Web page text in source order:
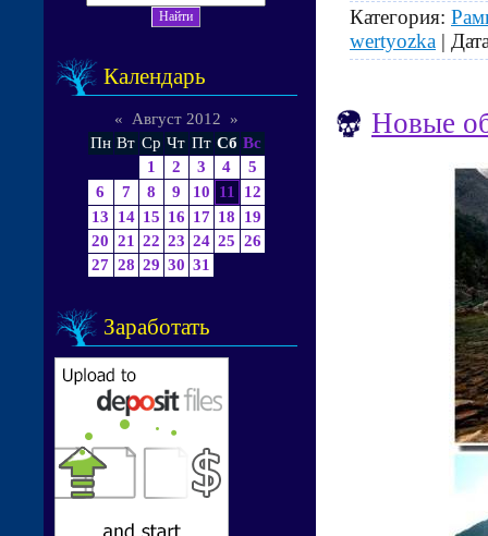
Календарь
« Август 2012
»
Пн Вт Ср Чт Пт Сб Вс
1
2 3 4
5
6
7 8 9 10 11
12
13
14 15 16 17 18
19
20 21 22 23 24 25 26
27 28 29 30 31
Заработать
Категория:
wertyozka |
Новые